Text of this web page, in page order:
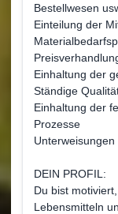
Bestellwesen
Einteilung der
Einhaltung der
Ständige
Einhaltung der
Prozesse
DEIN PROFIL:
Du bist
Lebensmitteln